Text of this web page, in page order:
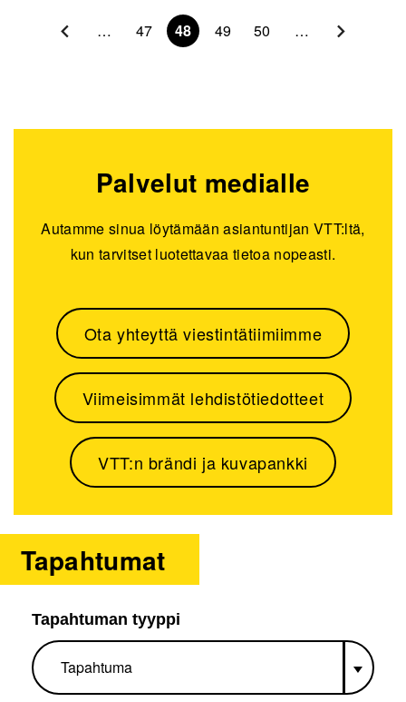
Sivunumerointi… 47 48 49 50 …
Palvelut medialle
Autamme sinua löytämään asiantuntijan VTT:ltä,
kun tarvitset luotettavaa tietoa nopeasti.
Ota yhteyttä viestintätiimiimme
Viimeisimmät lehdistötiedotteet
VTT:n brändi ja kuvapankki
Tapahtumat
Tapahtuman tyyppi